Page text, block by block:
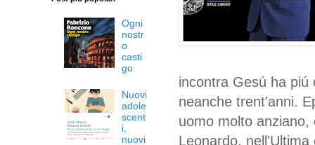
incontra Gesú ha
neanche trent'anni.
uomo molto
Leonardo,
Ogni
nostr
o
casti
go
Nuovi
adole
scent
i,
nuovi